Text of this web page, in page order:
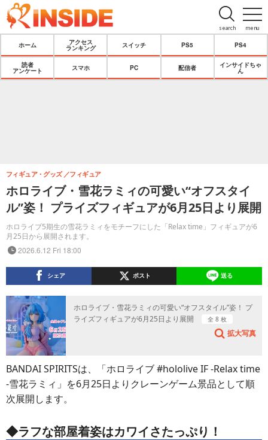
menu
search
ホーム
アクセス
ランキング
スイッチ PS5 PS4
読者
アンケート
スマホ PC 配信者
インサイドちゃ
ん
ホロライブ・雪花ラミィの可愛い“オフスタイ
ル”姿！ プライズフィギュアが6月25日より展開
ホロライブ5期生の雪花ラミィをモチーフにした「Relax time」フィギュアが6
月25日から展開されます。
フィギュア・グッズ フィギュア
2026.6.12 Fri 18:00
シェア ポスト 送る
ホロライブ・雪花ラミィの可愛い“オフスタイル”姿！ プ
ライズフィギュアが6月25日より展開
全 8 枚
拡大写真
BANDAI SPIRITSは、「ホロライブ #hololive IF -Relax time
-雪花ラミィ」を6月25日よりクレーンゲーム景品として順
次展開します。
◆ラフな部屋着姿はカワイさたっぷり！